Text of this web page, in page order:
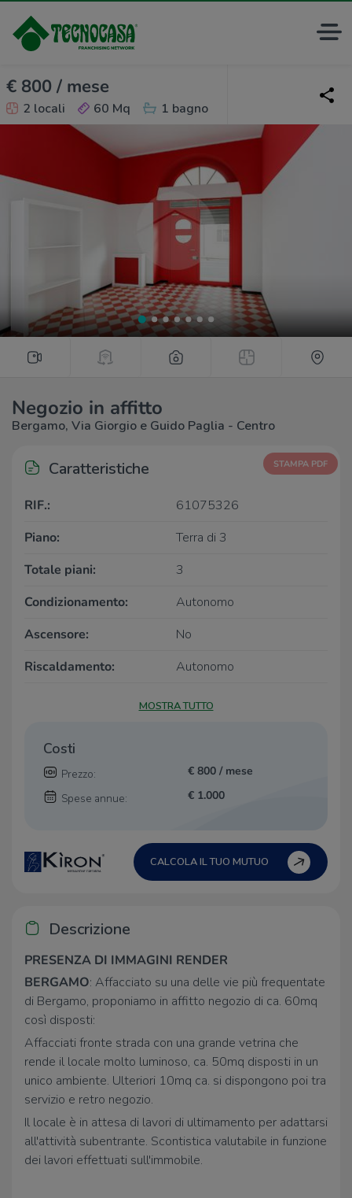
€ 800 / mese
2 locali 60 Mq 1 bagno
Negozio in affitto
Bergamo, Via Giorgio e Guido Paglia - Centro
Caratteristiche STAMPA PDF
RIF.:
61075326
Piano:
Terra di 3
Totale piani:
3
Condizionamento:
Autonomo
Ascensore:
No
Riscaldamento:
Autonomo
MOSTRA TUTTO
Costi
Prezzo:
€ 800 / mese
Spese annue:
€ 1.000
CALCOLA IL TUO MUTUO
Descrizione
PRESENZA DI IMMAGINI RENDER
BERGAMO: Affacciato su una delle vie più frequentate
di Bergamo, proponiamo in affitto negozio di ca. 60mq
così disposti:
Affacciati fronte strada con una grande vetrina che
rende il locale molto luminoso, ca. 50mq disposti in un
unico ambiente. Ulteriori 10mq ca. si dispongono poi tra
servizio e retro negozio.
Il locale è in attesa di lavori di ultimamento per adattarsi
all'attività subentrante. Scontistica valutabile in funzione
dei lavori effettuati sull'immobile.